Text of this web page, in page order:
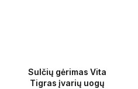
Sulčių gėrimas Vita
Tigras įvarių uogų